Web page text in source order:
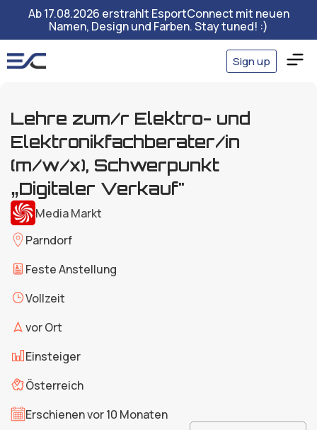
Ab 17.08.2026 erstrahlt EsportConnect mit neuen
Namen, Design und Farben. Stay tuned! :)
Sign up
Lehre zum/r Elektro- und
Elektronikfachberater/in
(m/w/x), Schwerpunkt
„Digitaler Verkauf"
Media Markt
Parndorf
Feste Anstellung
Vollzeit
vor Ort
Einsteiger
Österreich
Erschienen vor 10 Monaten